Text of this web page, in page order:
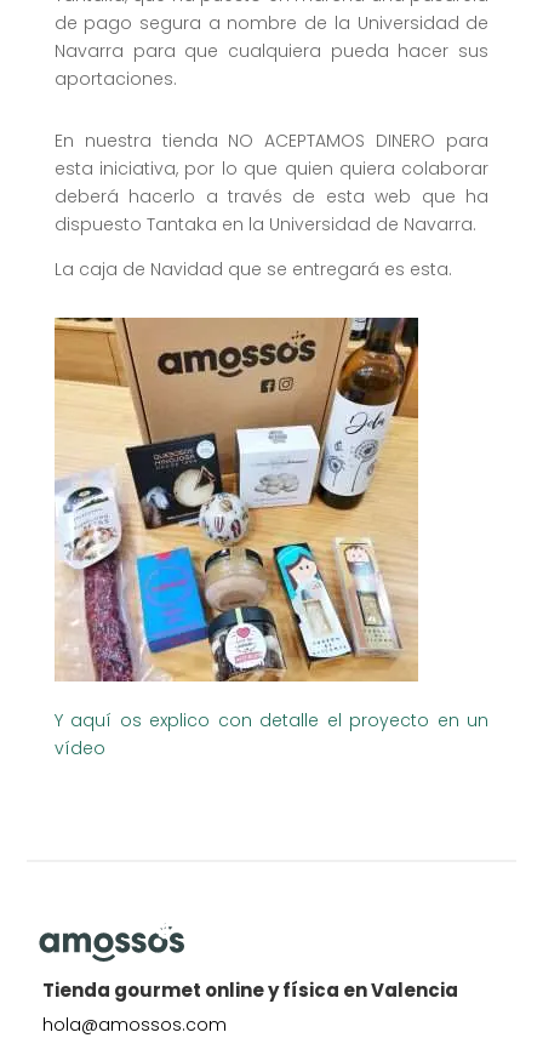
de pago segura a nombre de la Universidad de
Navarra para que cualquiera pueda hacer sus
aportaciones.
En nuestra tienda NO ACEPTAMOS DINERO para
esta iniciativa, por lo que quien quiera colaborar
deberá hacerlo a través de esta web que ha
dispuesto Tantaka en la Universidad de Navarra.
La caja de Navidad que se entregará es esta.
Y aquí os explico con detalle el proyecto en un
vídeo
Tienda gourmet online y física en Valencia
hola@amossos.com